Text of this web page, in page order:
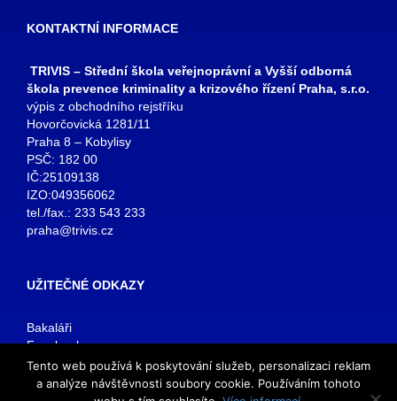
KONTAKTNÍ INFORMACE
TRIVIS – Střední škola veřejnoprávní a Vyšší odborná
škola prevence kriminality a krizového řízení Praha, s.r.o.
výpis z obchodního rejstříku
Hovorčovická 1281/11
Praha 8 – Kobylisy
PSČ: 182 00
IČ:25109138
IZO:049356062
tel./fax.: 233 543 233
praha@trivis.cz
UŽITEČNÉ ODKAZY
Bakaláři
Facebook
VOŠ Praha
E-mail zaměstnanci
E-mail studenti
Tento web používá k poskytování služeb, personalizaci reklam
a analýze návštěvnosti soubory cookie. Používáním tohoto